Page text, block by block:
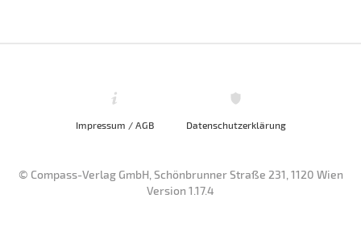
Impressum / AGB Datenschutzerklärung
© Compass-Verlag GmbH, Schönbrunner Straße 231, 1120 Wien
Version 1.17.4